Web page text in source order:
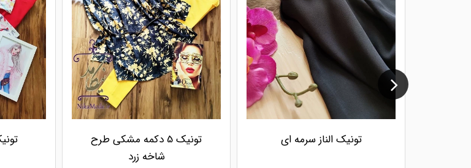
تونیک الناز سرمه ای
تونیک 5 دکمه مشکی طرح
شاخه زرد